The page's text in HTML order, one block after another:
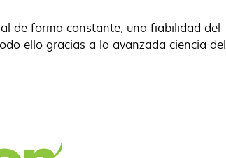
de forma constante, una fiabilidad del
ello gracias a la avanzada ciencia del